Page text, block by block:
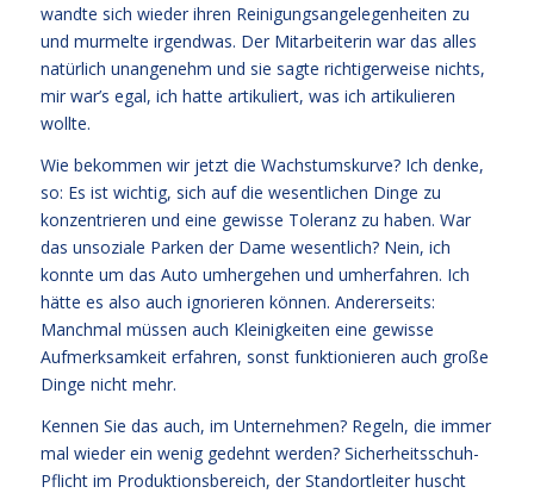
wandte sich wieder ihren Reinigungsangelegenheiten zu
und murmelte irgendwas. Der Mitarbeiterin war das alles
natürlich unangenehm und sie sagte richtigerweise nichts,
mir war’s egal, ich hatte artikuliert, was ich artikulieren
wollte.
Wie bekommen wir jetzt die Wachstumskurve? Ich denke,
so: Es ist wichtig, sich auf die wesentlichen Dinge zu
konzentrieren und eine gewisse Toleranz zu haben. War
das unsoziale Parken der Dame wesentlich? Nein, ich
konnte um das Auto umhergehen und umherfahren. Ich
hätte es also auch ignorieren können. Andererseits:
Manchmal müssen auch Kleinigkeiten eine gewisse
Aufmerksamkeit erfahren, sonst funktionieren auch große
Dinge nicht mehr.
Kennen Sie das auch, im Unternehmen? Regeln, die immer
mal wieder ein wenig gedehnt werden? Sicherheitsschuh-
Pflicht im Produktionsbereich, der Standortleiter huscht